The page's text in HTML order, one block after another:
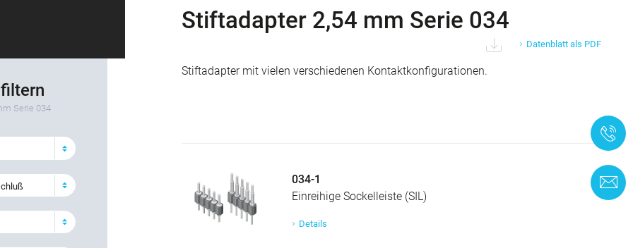
Serie 034
Stiftadapter 2,54 mm Serie 034
Datenblatt als PDF
Stiftadapter mit vielen verschiedenen Kontaktkonfigurationen.
034-1
Einreihige Sockelleiste (SIL)
Details